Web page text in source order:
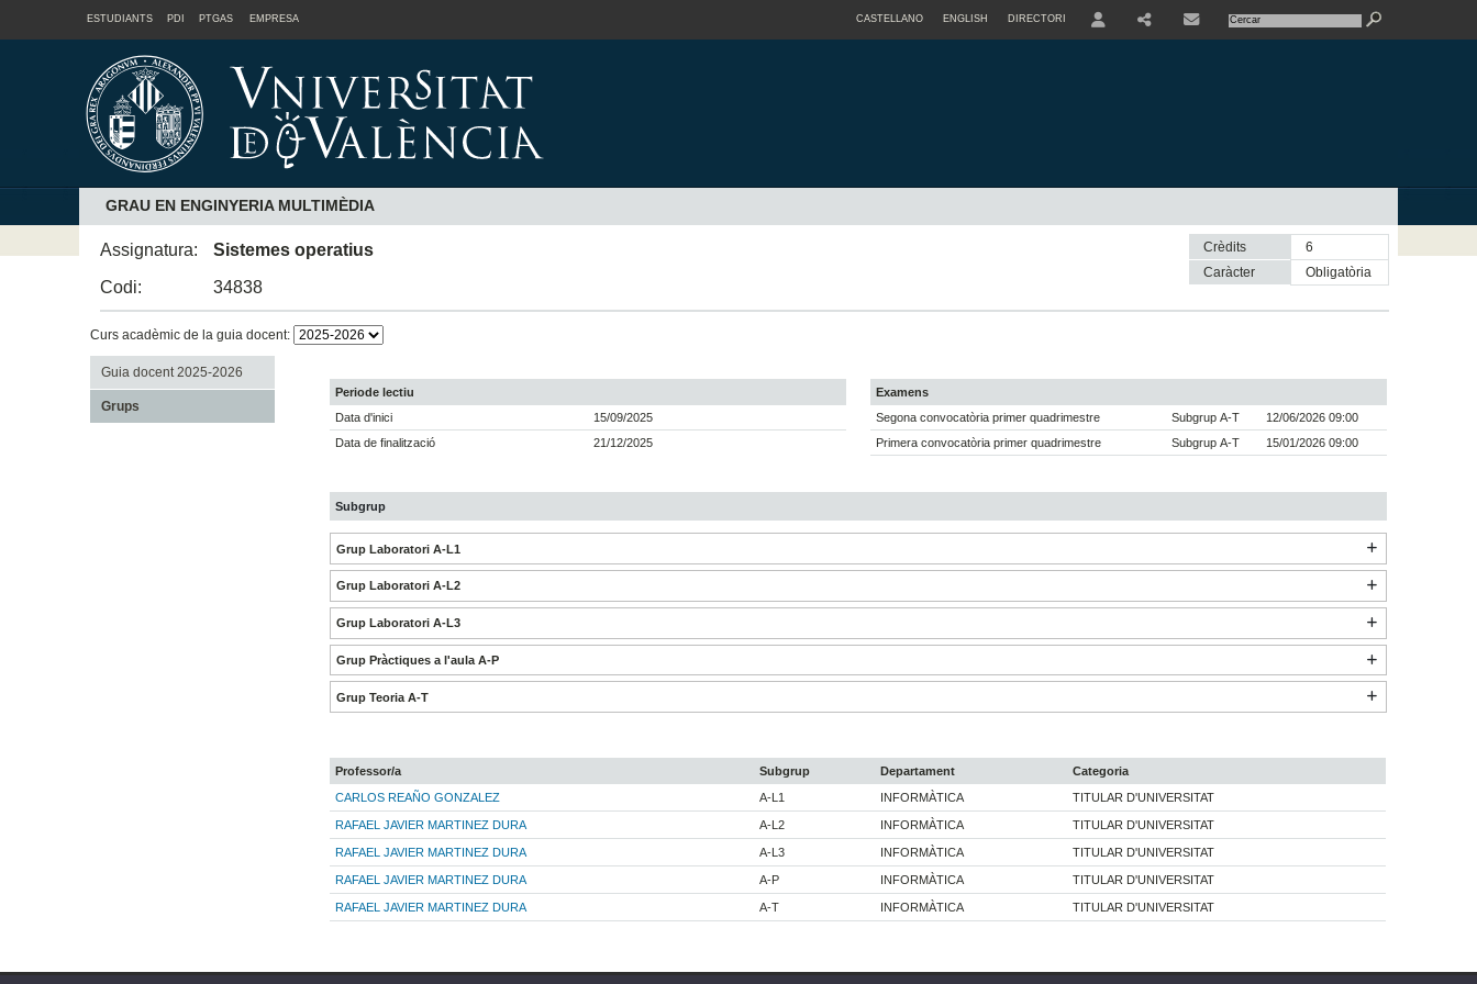
ESTUDIANTS PDI PTGAS EMPRESA CASTELLANO ENGLISH DIRECTORI
GRAU EN ENGINYERIA MULTIMÈDIA
Assignatura:
Sistemes operatius
Codi:
34838
Crèdits
6
Caràcter
obligatòria
Curs acadèmic de la guia docent:
Guia docent 2025-2026
Grups
Periode lectiu
Data d'inici
15/09/2025
Data de finalització
21/12/2025
Examens
Segona convocatòria primer quadrimestre
Subgrup A-T
12/06/2026 09:00
Primera convocatòria primer quadrimestre
Subgrup A-T 15/01/2026 09:00
Subgrup
Grup Laboratori A-L1
Grup Laboratori A-L2
Grup Laboratori A-L3
Grup Pràctiques a l'aula A-P
Grup Teoria A-T
Professor/a Subgrup Departament
Categoria
CARLOS REAÑO GONZALEZ
A-L1 INFORMÀTICA TITULAR D'UNIVERSITAT
RAFAEL JAVIER MARTINEZ DURA A-L2 INFORMÀTICA TITULAR D'UNIVERSITAT
RAFAEL JAVIER MARTINEZ DURA A-L3 INFORMÀTICA TITULAR D'UNIVERSITAT
RAFAEL JAVIER MARTINEZ DURA A-P INFORMÀTICA TITULAR D'UNIVERSITAT
RAFAEL JAVIER MARTINEZ DURA A-T INFORMÀTICA TITULAR D'UNIVERSITAT